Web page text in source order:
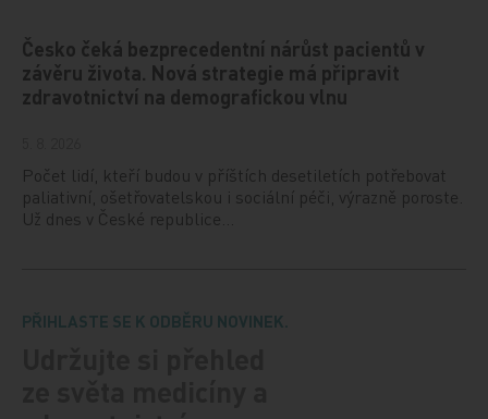
Česko čeká bezprecedentní nárůst pacientů v
závěru života. Nová strategie má připravit
zdravotnictví na demografickou vlnu
Počet lidí, kteří budou v příštích desetiletích potřebovat
paliativní, ošetřovatelskou i sociální péči, výrazně poroste.
Už dnes v České republice…
PŘIHLASTE SE K ODBĚRU NOVINEK.